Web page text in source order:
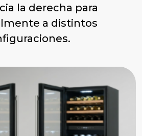
la derecha para
a distintos